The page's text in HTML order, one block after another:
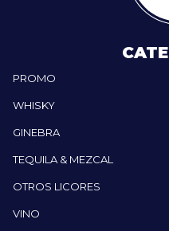
PROMO
WHISKY
GINEBRA
TEQUILA & MEZCAL
OTROS LICORES
VINO